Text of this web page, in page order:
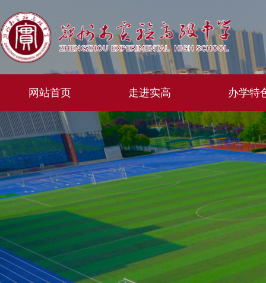
网站首页 走进实高 办学特